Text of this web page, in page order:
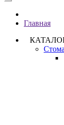
Главная